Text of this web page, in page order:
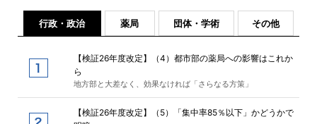
行政・政治 薬局 団体・学術 その他
【検証26年度改定】（4）都市部の薬局への影響はこれか
ら
地方部と大差なく、効果なければ「さらなる方策」
【検証26年度改定】（5）「集中率85％以下」かどうかで